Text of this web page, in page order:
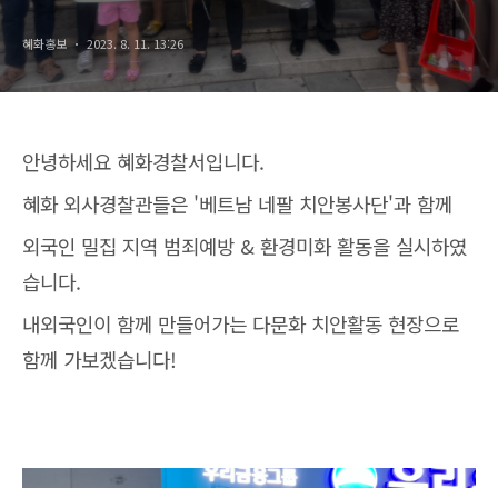
혜화홍보 2023. 8. 11. 13:26
안녕하세요 혜화경찰서입니다.
혜화 외사경찰관들은 '베트남 네팔 치안봉사단'과 함께
외국인 밀집 지역 범죄예방 & 환경미화 활동을 실시하였
습니다.
내외국인이 함께 만들어가는 다문화 치안활동 현장으로
함께 가보겠습니다!